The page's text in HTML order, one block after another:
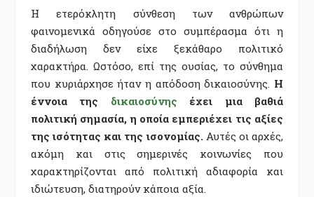
Η ετερόκλητη σύνθεση των ανθρώπων
φαινομενικά οδηγούσε στο συμπέρασμα ότι η
διαδήλωση δεν είχε ξεκάθαρο πολιτικό
χαρακτήρα. Ωστόσο, επί της ουσίας, το σύνθημα
που κυριάρχησε ήταν η απόδοση δικαιοσύνης. Η
έννοια της δικαιοσύνης έχει μια βαθιά
πολιτική σημασία, η οποία εμπεριέχει τις αξίες
της ισότητας και της ισονομίας.Αυτές οι αρχές,
ακόμη και στις σημερινές κοινωνίες που
χαρακτηρίζονται από πολιτική αδιαφορία και
ιδιώτευση, διατηρούν κάποια αξία.